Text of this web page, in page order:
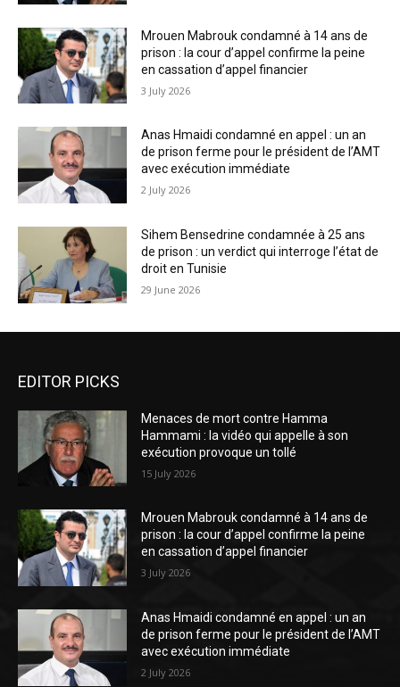
Mrouen Mabrouk condamné à 14 ans de
prison : la cour d’appel confirme la peine
en cassation d’appel financier
3 July 2026
Anas Hmaidi condamné en appel : un an
de prison ferme pour le président de l’AMT
avec exécution immédiate
2 July 2026
Sihem Bensedrine condamnée à 25 ans
de prison : un verdict qui interroge l’état de
droit en Tunisie
29 June 2026
EDITOR PICKS
Menaces de mort contre Hamma
Hammami : la vidéo qui appelle à son
exécution provoque un tollé
15 July 2026
Mrouen Mabrouk condamné à 14 ans de
prison : la cour d’appel confirme la peine
en cassation d’appel financier
3 July 2026
Anas Hmaidi condamné en appel : un an
de prison ferme pour le président de l’AMT
avec exécution immédiate
2 July 2026